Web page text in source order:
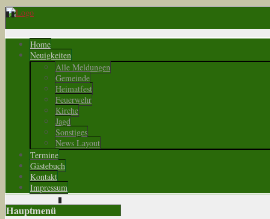
Home
Neuigkeiten
Alle Meldungen
Gemeinde
Heimatfest
Feuerwehr
Kirche
Jagd
Sonstiges
News Layout
Termine
Gästebuch
Kontakt
Impressum
Hauptmenü